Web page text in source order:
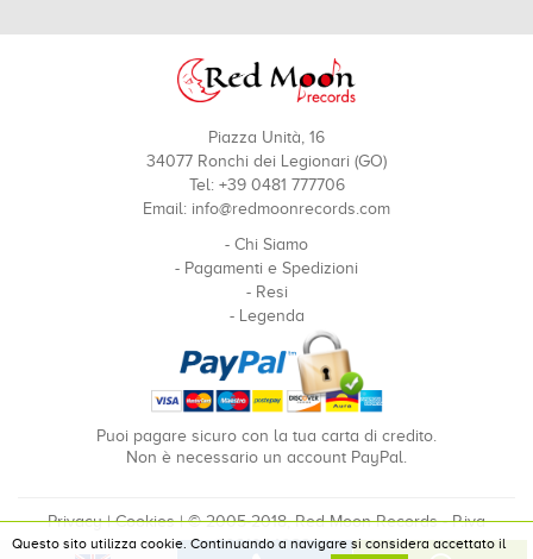
Piazza Unità, 16
34077 Ronchi dei Legionari (GO)
Tel: +39 0481 777706
Email: info@redmoonrecords.com
- Chi Siamo
- Pagamenti e Spedizioni
- Resi
- Legenda
Puoi pagare sicuro con la tua carta di credito.
Non è necessario un account PayPal.
Privacy|Cookies| © 2005-2018, Red Moon Records - P.iva
00910240324
Questo sito utilizza cookie. Continuando a navigare si considera accettato il